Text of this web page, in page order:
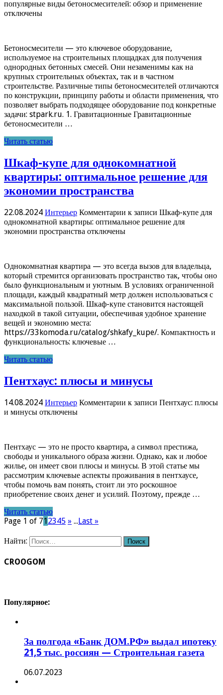
популярные виды бетоносмесителей: обзор и применение
отключены
Бетоносмесители — это ключевое оборудование,
используемое на строительных площадках для получения
однородных бетонных смесей. Они незаменимы как на
крупных строительных объектах, так и в частном
строительстве. Различные типы бетоносмесителей отличаются
по конструкции, принципу работы и области применения, что
позволяет выбрать подходящее оборудование под конкретные
задачи: stpark.ru. 1. Гравитационные Гравитационные
бетоносмесители …
Читать статью
Шкаф-купе для однокомнатной
квартиры: оптимальное решение для
экономии пространства
22.08.2024 Интерьер Комментарии к записи Шкаф-купе для
однокомнатной квартиры: оптимальное решение для
экономии пространства отключены
Однокомнатная квартира — это всегда вызов для владельца,
который стремится организовать пространство так, чтобы оно
было функциональным и уютным. В условиях ограниченной
площади, каждый квадратный метр должен использоваться с
максимальной пользой. Шкаф-купе становится настоящей
находкой в такой ситуации, обеспечивая удобное хранение
вещей и экономию места:
https://33komoda.ru/catalog/shkafy_kupe/. Компактность и
функциональность: ключевые …
Читать статью
Пентхаус: плюсы и минусы
14.08.2024 Интерьер Комментарии к записи Пентхаус: плюсы
и минусы отключены
Пентхаус — это не просто квартира, а символ престижа,
свободы и уникального образа жизни. Однако, как и любое
жилье, он имеет свои плюсы и минусы. В этой статье мы
рассмотрим ключевые аспекты проживания в пентхаусе,
чтобы помочь вам понять, стоит ли это роскошное
приобретение своих денег и усилий. Поэтому, прежде …
Читать статью
Page 1 of 712345 » ...Last »
Найти:
CROOGOM
Популярное:
За полгода «Банк ДОМ.РФ» выдал ипотеку
21,5 тыс. россиян — Строительная газета
06.07.2023